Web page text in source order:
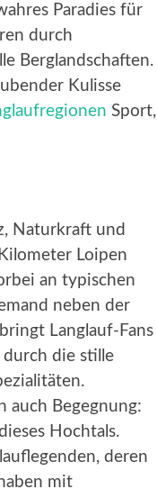
Paradies für
durch
Berglandschaften.
Kulisse
Sport,
Naturkraft und
Loipen
an typischen
neben der
Langlauf-Fans
die stille
auch Begegnung:
Hochtals.
deren
mit